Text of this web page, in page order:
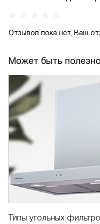
Может быть полезно
Типы угольных
Отзывов пока нет, Ваш